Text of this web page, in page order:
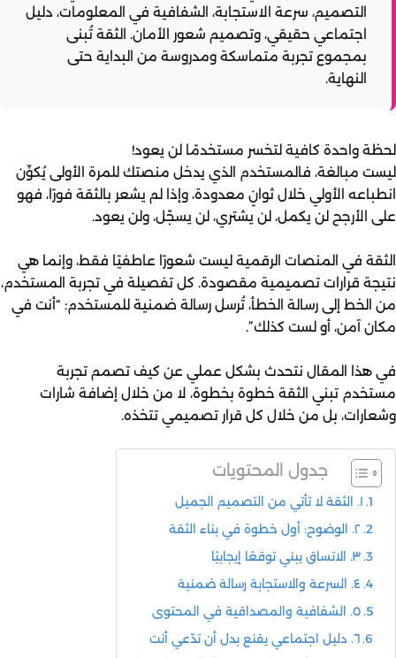
التصميم، سرعة الاستجابة، الشفافية في المعلومات، دليل
اجتماعي حقيقي، وتصميم شعور الأمان. الثقة تُبنى
بمجموع تجربة متماسكة ومدروسة من البداية حتى
النهاية.
لحظة واحدة كافية لتخسر مستخدمًا لن يعود!
ليست مبالغة، فالمستخدم الذي يدخل منصتك للمرة الأولى يُكوِّن
انطباعه الأولي خلال ثوانٍ معدودة، وإذا لم يشعر بالثقة فورًا، فهو
على الأرجح لن يكمل، لن يشتري، لن يسجّل، ولن يعود.
الثقة في المنصات الرقمية ليست شعورًا عاطفيًا فقط، وإنما هي
نتيجة قرارات تصميمية مقصودة. كل تفصيلة في تجربة المستخدم،
من الخط إلى رسالة الخطأ، تُرسل رسالة ضمنية للمستخدم: “أنت في
مكان آمن، أو لست كذلك”.
في هذا المقال نتحدث بشكل عملي عن كيف تصمم تجربة
مستخدم تبني الثقة خطوة بخطوة، لا من خلال إضافة شارات
وشعارات، بل من خلال كل قرار تصميمي تتخذه.
جدول المحتويات
١. الثقة لا تأتي من التصميم الجميل
٢. الوضوح: أول خطوة في بناء الثقة
٣. الاتساق يبني توقعًا إيجابيًا
٤. السرعة والاستجابة رسالة ضمنية
٥. الشفافية والمصداقية في المحتوى
٦. دليل اجتماعي يقنع بدل أن تدّعي أنت